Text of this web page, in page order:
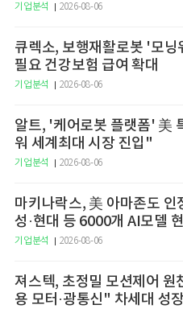
기업분석 2026-08-06
큐렉소, 보행재활로봇 '모
필요 건강보험 급여 확대
기업분석 2026-08-06
알트, '케어로봇 플랫폼' 美
워 세계최대 시장 진입"
기업분석 2026-08-06
마키나락스, 美 아마존도 인
성·현대 등 6000개 AI모델
기업분석 2026-08-06
져스텍, 초정밀 모션제어 원
용 모터·광통신" 차세대 성